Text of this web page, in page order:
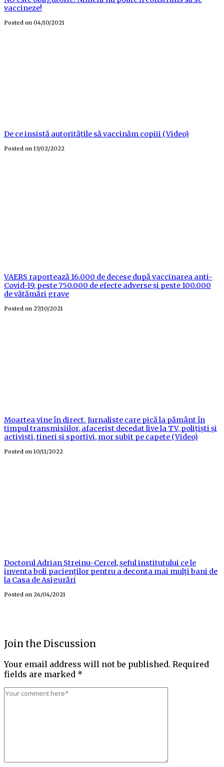
vaccineze!
Posted on 04/10/2021
De ce insistă autoritățile să vaccinăm copiii (Video)
Posted on 13/02/2022
VAERS raportează 16.000 de decese după vaccinarea anti-
Covid-19, peste 750.000 de efecte adverse și peste 100.000
de vătămări grave
Posted on 27/10/2021
Moartea vine în direct. Jurnaliste care pică la pământ în
timpul transmisiilor, afacerist decedat live la TV, polițiști și
activiști, tineri și sportivi, mor subit pe capete (Video)
Posted on 10/11/2022
Doctorul Adrian Streinu-Cercel, șeful institutului ce le
inventa boli pacienților pentru a deconta mai mulți bani de
la Casa de Asigurări
Posted on 26/04/2021
Join the Discussion
Your email address will not be published. Required
fields are marked *